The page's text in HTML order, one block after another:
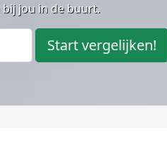
jou in de buurt.
Start vergelijken!